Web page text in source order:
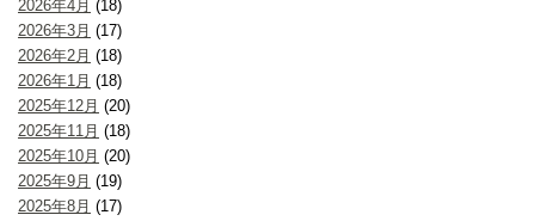
2026年4月 (18)
2026年3月 (17)
2026年2月 (18)
2026年1月 (18)
2025年12月 (20)
2025年11月 (18)
2025年10月 (20)
2025年9月 (19)
2025年8月 (17)